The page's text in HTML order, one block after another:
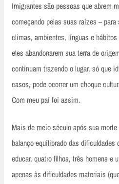
Imigrantes são pessoas que abrem
começando pelas suas raízes –
climas, ambientes, línguas e
eles abandonarem sua terra de
continuam trazendo o lugar, só que
casos, pode ocorrer um choque
Com meu pai foi assim.
Mais de meio século após sua
balanço equilibrado das dificuldades
educar, quatro filhos, três homens e
apenas às dificuldades materiais